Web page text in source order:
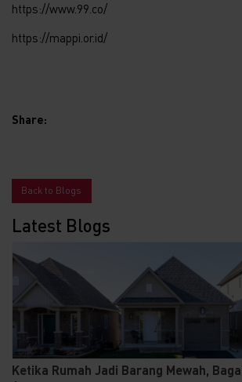
https://www.99.co/
https://mappi.or.id/
Share:
Back to Blogs
Latest Blogs
Ketika Rumah Jadi Barang Mewah,